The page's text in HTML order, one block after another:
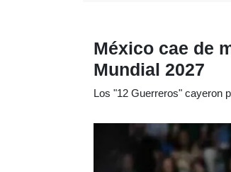
México cae de
Mundial 2027
Los "12 Guerreros" cayeron